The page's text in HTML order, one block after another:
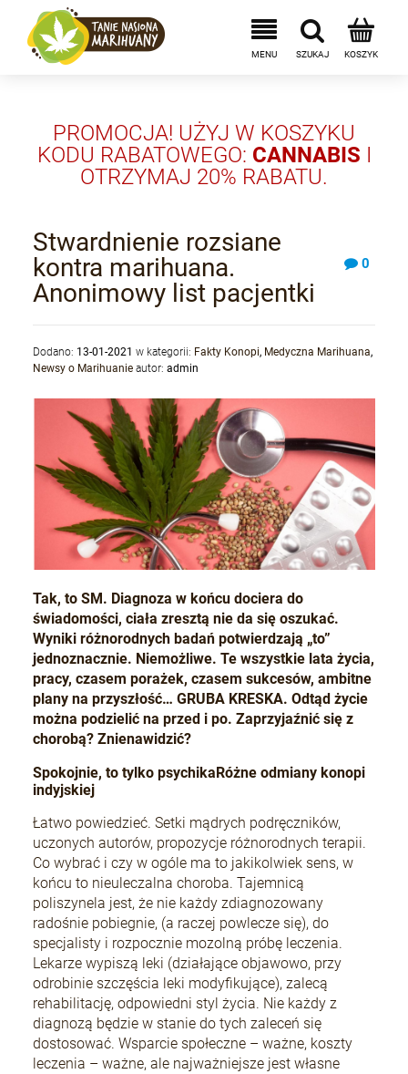
PROMOCJA! UŻYJ W KOSZYKU
KODU RABATOWEGO: CANNABIS I
OTRZYMAJ 20% RABATU.
Stwardnienie rozsiane
kontra marihuana.
Anonimowy list pacjentki
0
Dodano: 13-01-2021 w kategorii: Fakty Konopi, Medyczna Marihuana,
Newsy o Marihuanie autor:admin
Tak, to SM. Diagnoza w końcu dociera do
świadomości, ciała zresztą nie da się oszukać.
Wyniki różnorodnych badań potwierdzają „to”
jednoznacznie. Niemożliwe. Te wszystkie lata życia,
pracy, czasem porażek, czasem sukcesów, ambitne
plany na przyszłość… GRUBA KRESKA. Odtąd życie
można podzielić na przed i po. Zaprzyjaźnić się z
chorobą? Znienawidzić?
Spokojnie, to tylko psychikaRóżne odmiany konopi
indyjskiej
Łatwo powiedzieć. Setki mądrych podręczników,
uczonych autorów, propozycje różnorodnych terapii.
Co wybrać i czy w ogóle ma to jakikolwiek sens, w
końcu to nieuleczalna choroba. Tajemnicą
poliszynela jest, że nie każdy zdiagnozowany
radośnie pobiegnie, (a raczej powlecze się), do
specjalisty i rozpocznie mozolną próbę leczenia.
Lekarze wypiszą leki (działające objawowo, przy
odrobinie szczęścia leki modyfikujące), zalecą
rehabilitację, odpowiedni styl życia. Nie każdy z
diagnozą będzie w stanie do tych zaleceń się
dostosować. Wsparcie społeczne – ważne, koszty
leczenia – ważne, ale najważniejsze jest własne